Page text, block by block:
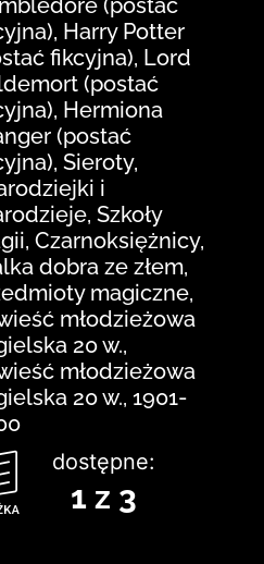
Harry Potter
fikcyjna), Lord
(postać
Hermiona
(postać
Sieroty,
i
Szkoły
Czarnoksiężnicy,
dobra ze złem,
magiczne,
młodzieżowa
20 w.,
młodzieżowa
20 w., 1901-
dostępne:
1 z 3